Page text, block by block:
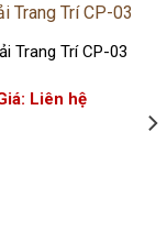
Trang Trí CP-03
Liên hệ